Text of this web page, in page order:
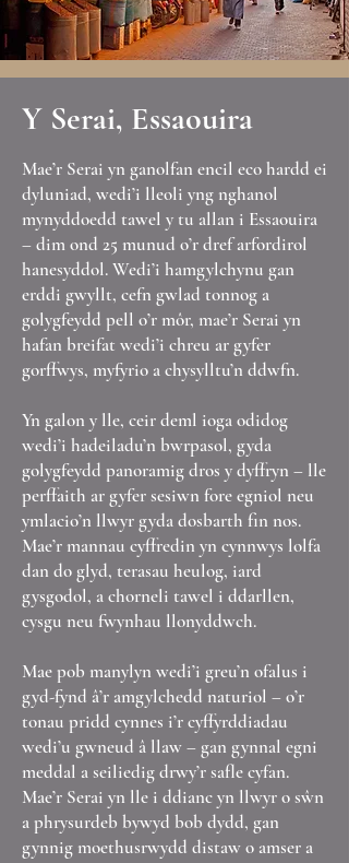
Y Serai, Essaouira
Mae’r Serai yn ganolfan encil eco hardd ei
dyluniad, wedi’i lleoli yng nghanol
mynyddoedd tawel y tu allan i Essaouira
– dim ond 25 munud o’r dref arfordirol
hanesyddol. Wedi’i hamgylchynu gan
erddi gwyllt, cefn gwlad tonnog a
golygfeydd pell o’r môr, mae’r Serai yn
hafan breifat wedi’i chreu ar gyfer
gorffwys, myfyrio a chysylltu’n ddwfn.
Yn galon y lle, ceir deml ioga odidog
wedi’i hadeiladu’n bwrpasol, gyda
golygfeydd panoramig dros y dyffryn – lle
perffaith ar gyfer sesiwn fore egniol neu
ymlacio’n llwyr gyda dosbarth fin nos.
Mae’r mannau cyffredin yn cynnwys lolfa
dan do glyd, terasau heulog, iard
gysgodol, a chorneli tawel i ddarllen,
cysgu neu fwynhau llonyddwch.
Mae pob manylyn wedi’i greu’n ofalus i
gyd-fynd â’r amgylchedd naturiol – o’r
tonau pridd cynnes i’r cyffyrddiadau
wedi’u gwneud â llaw – gan gynnal egni
meddal a seiliedig drwy’r safle cyfan.
Mae’r Serai yn lle i ddianc yn llwyr o sŵn
a phrysurdeb bywyd bob dydd, gan
gynnig moethusrwydd distaw o amser a